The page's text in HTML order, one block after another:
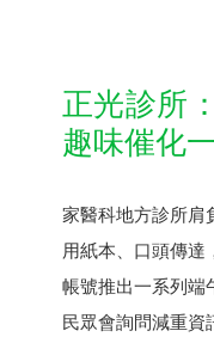
正光診所
趣味催化
家醫科地方診所肩
用紙本、口頭傳達
帳號推出一系列端
民眾會詢問減重資